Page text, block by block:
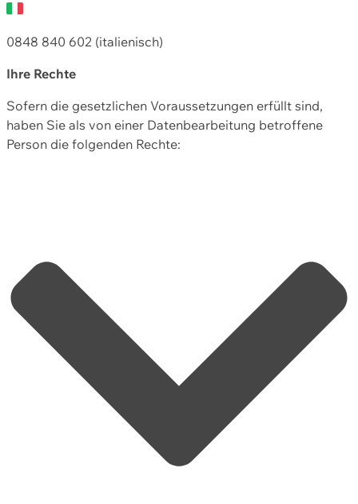
0848 840 602 (italienisch)
Ihre Rechte
Sofern die gesetzlichen Voraussetzungen erfüllt sind,
haben Sie als von einer Datenbearbeitung betroffene
Person die folgenden Rechte: